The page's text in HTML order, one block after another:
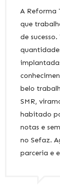
A Reforma
que
de
belo
SMR,
habitado
notas e
no Sefaz.
parceria e